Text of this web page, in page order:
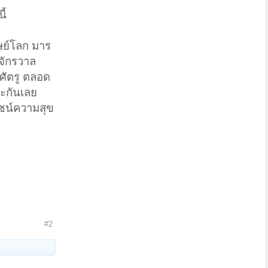
โลก มาร
รวาล
ตรู ตลอด
กันเลย
น์ความสุข
#2